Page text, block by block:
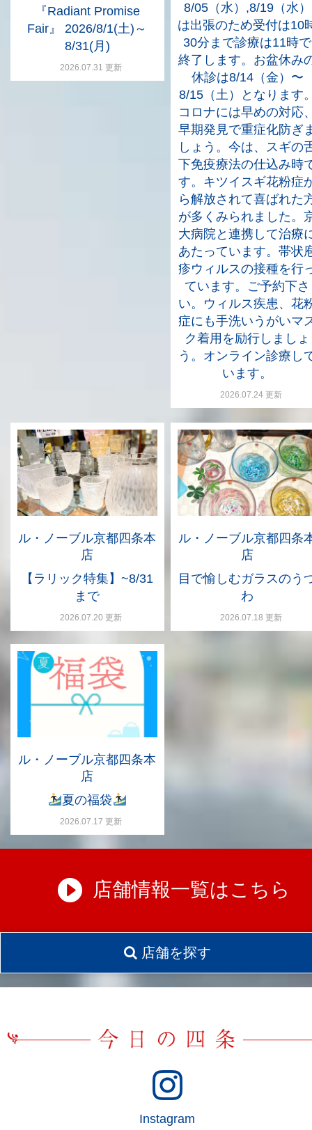
『Radiant Promise
Fair』 2026/8/1(土)～
8/31(月)
2026.07.31 更新
8/05（水）,8/19（水）
は出張のため受付は10
30分まで診療は11時で
終了します。お盆休み
休診は8/14（金）〜
8/15（土）となります
コロナには早めの対応
早期発見で重症化防ぎ
しょう。今は、スギの
下免疫療法の仕込み時
す。キツイスギ花粉症
ら解放されて喜ばれた
が多くみられました。
大病院と連携して治療
あたっています。帯状
疹ウィルスの接種を行
ています。ご予約下さ
い。ウィルス疾患、花
症にも手洗いうがいマ
ク着用を励行しましょ
う。オンライン診療し
います。
2026.07.24 更新
ル・ノーブル京都四条本
店
【ラリック特集】~8/31
まで
2026.07.20 更新
ル・ノーブル京都四条
店
目で愉しむガラスのう
わ
2026.07.18 更新
ル・ノーブル京都四条本
店
夏の福袋
2026.07.17 更新
店舗情報一覧はこちら
店舗を探す
Instagram